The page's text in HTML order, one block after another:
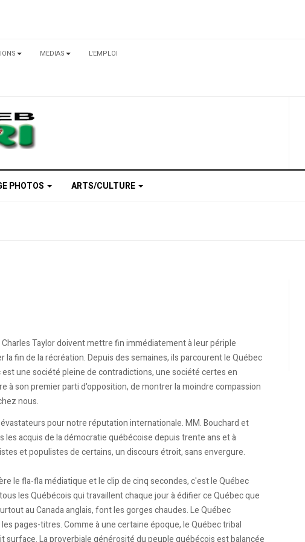
MEDIAS L'EMPLOI
PHOTOS ARTS/CULTURE
Taylor doivent mettre fin immédiatement à leur périple
la fin de la récréation. Depuis des semaines, ils parcourent le Québec
une société pleine de contradictions, une société certes en
à son premier parti d'opposition, de montrer la moindre compassion
nous.
pour notre réputation internationale. MM. Bouchard et
acquis de la démocratie québécoise depuis trente ans et à
et populistes de certains, un discours étroit, sans envergure.
le fla-fla médiatique et le clip de cinq secondes, c'est le Québec
les Québécois qui travaillent chaque jour à édifier ce Québec que
au Canada anglais, font les gorges chaudes. Le Québec
pages-titres. Comme à une certaine époque, le Québec tribal
La proverbiale générosité du peuple québécois est balancée